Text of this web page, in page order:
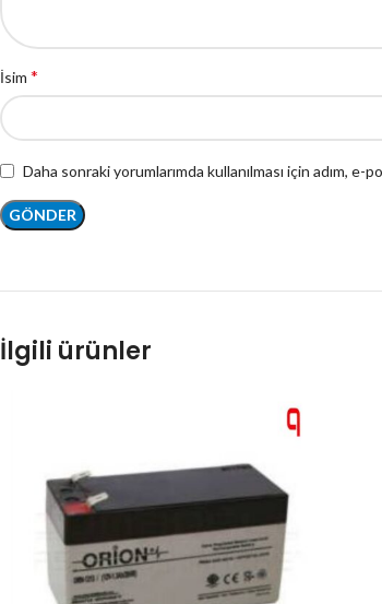
İsim *
Daha sonraki yorumlarımda kullanılması için adım,
İlgili ürünler